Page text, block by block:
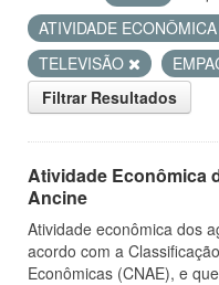
ATIVIDADE ECONÔMICA
TELEVISÃO
Filtrar Resultados
Atividade Econômica
Ancine
Atividade econômica dos
acordo com a
Econômicas (CNAE), e